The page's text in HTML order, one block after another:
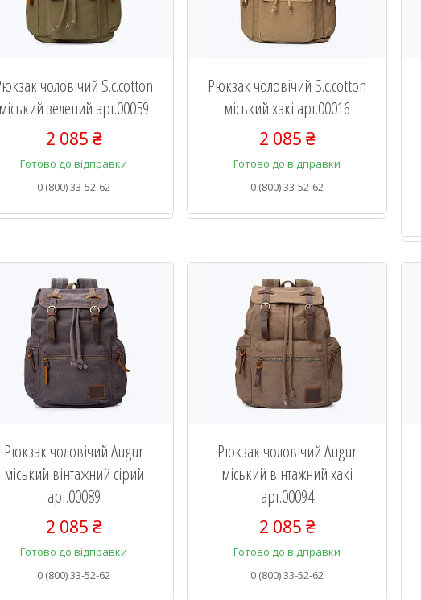
чоловічий S.c.cotton
міський зелений арт.00059
2 085 ₴
Готово до відправки
0 (800) 33-52-62
Рюкзак чоловічий S.c.cotton
міський хакі арт.00016
2 085 ₴
Готово до відправки
0 (800) 33-52-62
Рюкзак чоловічий Augur
міський вінтажний сірий
арт.00089
2 085 ₴
Готово до відправки
0 (800) 33-52-62
Рюкзак чоловічий Augur
міський вінтажний хакі
арт.00094
2 085 ₴
Готово до відправки
0 (800) 33-52-62